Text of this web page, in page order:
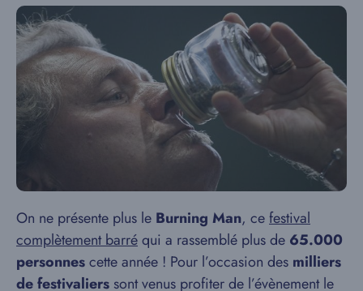
On ne présente plus le Burning Man, cefestival
complètement barréqui a rassemblé plus de 65.000
personnescette année ! Pour l’occasion des milliers
de festivaliers sont venus profiter de l’évènement le